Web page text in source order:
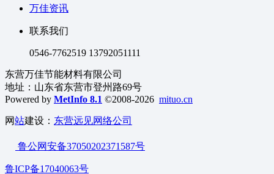
万佳资讯
联系我们
0546-7762519 13792051111
东营万佳节能材料有限公司
地址：山东省东营市登州路69号
Powered by MetInfo 8.1 ©2008-2026 mituo.cn
网站建设： 东营远见网络公司
鲁公网安备37050202371587号
鲁ICP备17040063号